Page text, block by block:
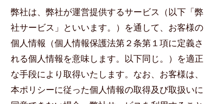
弊社は、弊社が運営提供するサービス（以下「弊
社サービス」といいます。）を通して、お客様の
個人情報（個人情報保護法第２条第１項に定義さ
れる個人情報を意味します。以下同じ。）を適正
な手段により取得いたします。なお、お客様は、
本ポリシーに従った個人情報の取得及び取扱いに